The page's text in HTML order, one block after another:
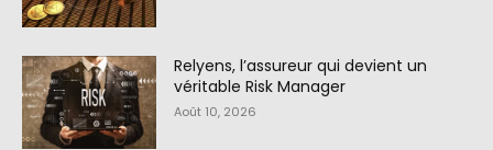
Relyens, l’assureur qui devient un
véritable Risk Manager
Août 10, 2026